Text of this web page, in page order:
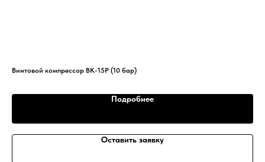
Винтовой компрессор ВК-15Р (10 бар)
Подробнее
Оставить заявку